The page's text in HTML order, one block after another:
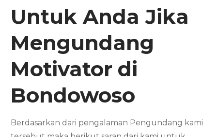
Untuk Anda Jika
Mengundang
Motivator di
Bondowoso
Berdasarkan dari pengalaman Pengundang kami